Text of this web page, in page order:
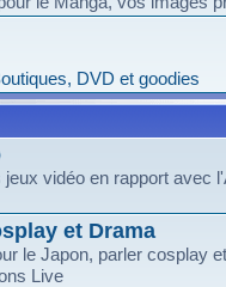
DVD et goodies
vidéo en rapport avec
et Drama
le Japon, parler cosplay
Live